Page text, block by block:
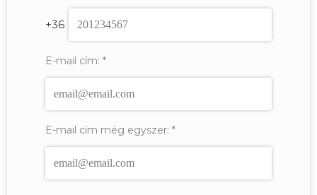
+36
E-mail cím: *
E-mail cím még egyszer: *